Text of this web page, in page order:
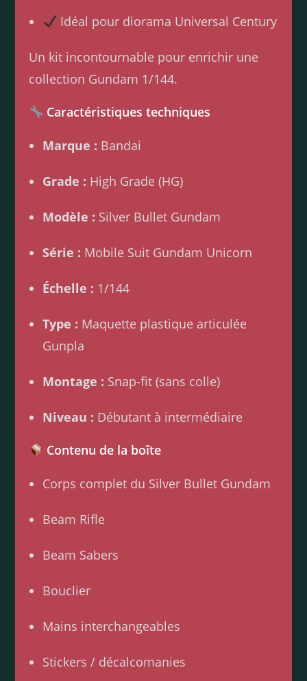
Idéal pour diorama Universal Century
Un kit incontournable pour enrichir une
collection Gundam 1/144.
Caractéristiques techniques
Marque : Bandai
Grade : High Grade (HG)
Modèle : Silver Bullet Gundam
Série : Mobile Suit Gundam Unicorn
Échelle : 1/144
Type : Maquette plastique articulée
Gunpla
Montage : Snap-fit (sans colle)
Niveau : Débutant à intermédiaire
Contenu de la boîte
Corps complet du Silver Bullet Gundam
Beam Rifle
Beam Sabers
Bouclier
Mains interchangeables
Stickers / décalcomanies